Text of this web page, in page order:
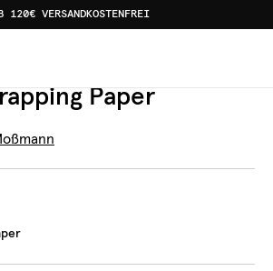
120€ VERSANDKOSTENFREI
Tischdecken Bow on Wrapping
Paper